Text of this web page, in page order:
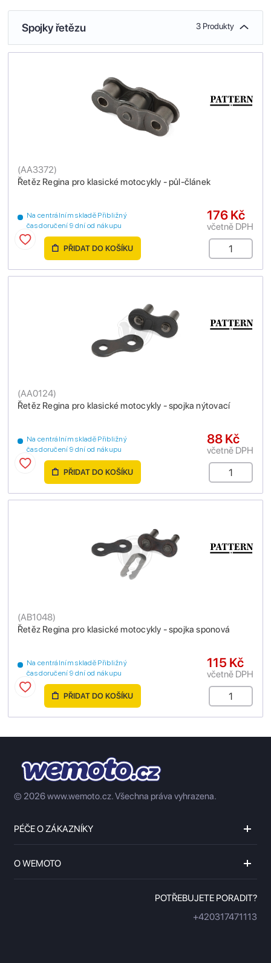
Spojky řetězu 3 Produkty
Řetěz Regina pro klasické motocykly - půl-článek
(AA3372)
Na centrálním skladě Přibližný
čas doručení 9 dní od nákupu
176 Kč
včetně DPH
PŘIDAT DO KOŠÍKU
Řetěz Regina pro klasické motocykly - spojka nýtovací
(AA0124)
Na centrálním skladě Přibližný
čas doručení 9 dní od nákupu
88 Kč
včetně DPH
PŘIDAT DO KOŠÍKU
Řetěz Regina pro klasické motocykly - spojka sponová
(AB1048)
Na centrálním skladě Přibližný
čas doručení 9 dní od nákupu
115 Kč
včetně DPH
PŘIDAT DO KOŠÍKU
© 2026 www.wemoto.cz.Všechna práva vyhrazena.
PÉČE O ZÁKAZNÍKY
O WEMOTO
POTŘEBUJETE PORADIT?
+420317471113